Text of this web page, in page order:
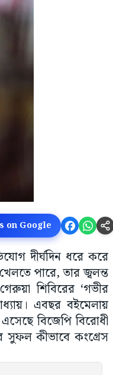
on Google
দীর্ঘদিন ধরে করে
পারে, তার জ্বলন্ত
শিবিরের ‘গভীর
এবছর বইমেলায়
বিজেপি বিরোধী
সুফল কীভাবে কংগ্রেস